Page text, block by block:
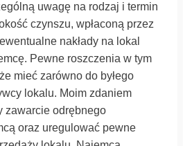
uwagę na rodzaj i termin
czynszu, wpłaconą przez
nakłady na lokal
Pewne roszczenia w tym
mieć zarówno do byłego
lokalu. Moim zdaniem
zawarcie odrębnego
oraz uregulować pewne